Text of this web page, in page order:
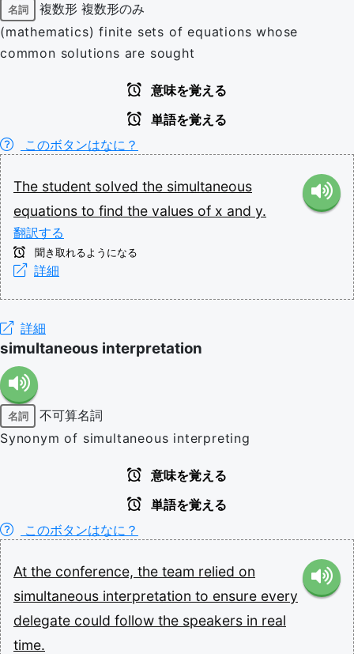
名詞 複数形 複数形のみ
(mathematics) finite sets of equations whose
common solutions are sought
意味を覚える
単語を覚える
このボタンはなに？
The student solved the simultaneous
equations to find the values of x and y.
翻訳する
聞き取れるようになる
詳細
詳細
simultaneous interpretation
名詞
不可算名詞
Synonym of simultaneous interpreting
意味を覚える
単語を覚える
このボタンはなに？
At the conference, the team relied on
simultaneous interpretation to ensure every
delegate could follow the speakers in real
time.